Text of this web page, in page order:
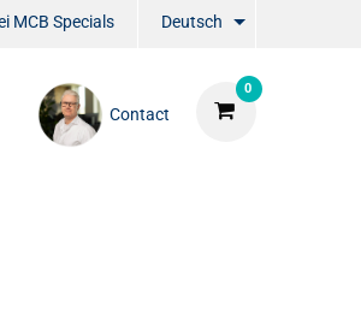
MCB Specials Deutsch
0
Contact